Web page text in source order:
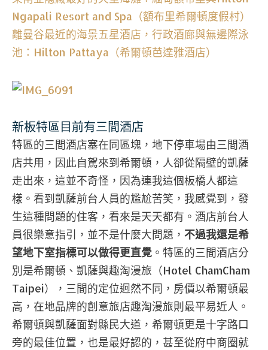
Ngapali Resort and Spa（額布里希爾頓度假村）
離曼谷最近的海景五星酒店，行政酒廊與無邊際泳
池：Hilton Pattaya（希爾頓芭達雅酒店）
新板特區目前有三間酒店
特區的三間酒店塞在同區塊，地下停車場由三間酒
店共用，因此自駕來到希爾頓，人卻從隔壁的凱薩
走出來，這並不奇怪，因為連我這個板橋人都這
樣。看到凱薩前台人員的尷尬苦笑，我感覺到，發
生這種問題的住客，看來是天天都有。酒店前台人
員很樂意指引，並不是什麼大問題， 不過我還是希
望地下室指標可以做得更直覺 。特區的三間酒店分
別是希爾頓、凱薩與趣淘漫旅（Hotel ChamCham
Taipei），三間的定位迥然不同，房價以希爾頓最
高，在地品牌的創意旅店趣淘漫旅則最平易近人。
希爾頓與凱薩面對縣民大道，希爾頓更是十字路口
旁的最佳位置，也是最好認的，甚至從府中商圈就